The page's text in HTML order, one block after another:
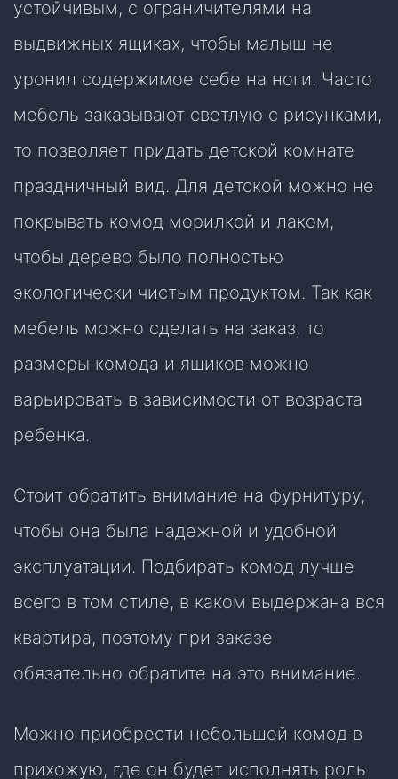
устойчивым, с ограничителями на
выдвижных ящиках, чтобы малыш не
уронил содержимое себе на ноги. Часто
мебель заказывают светлую с рисунками,
то позволяет придать детской комнате
праздничный вид. Для детской можно не
покрывать комод морилкой и лаком,
чтобы дерево было полностью
экологически чистым продуктом. Так как
мебель можно сделать на заказ, то
размеры комода и ящиков можно
варьировать в зависимости от возраста
ребенка.
Стоит обратить внимание на фурнитуру,
чтобы она была надежной и удобной
эксплуатации. Подбирать комод лучше
всего в том стиле, в каком выдержана вся
квартира, поэтому при заказе
обязательно обратите на это внимание.
Можно приобрести небольшой комод в
прихожую, где он будет исполнять роль